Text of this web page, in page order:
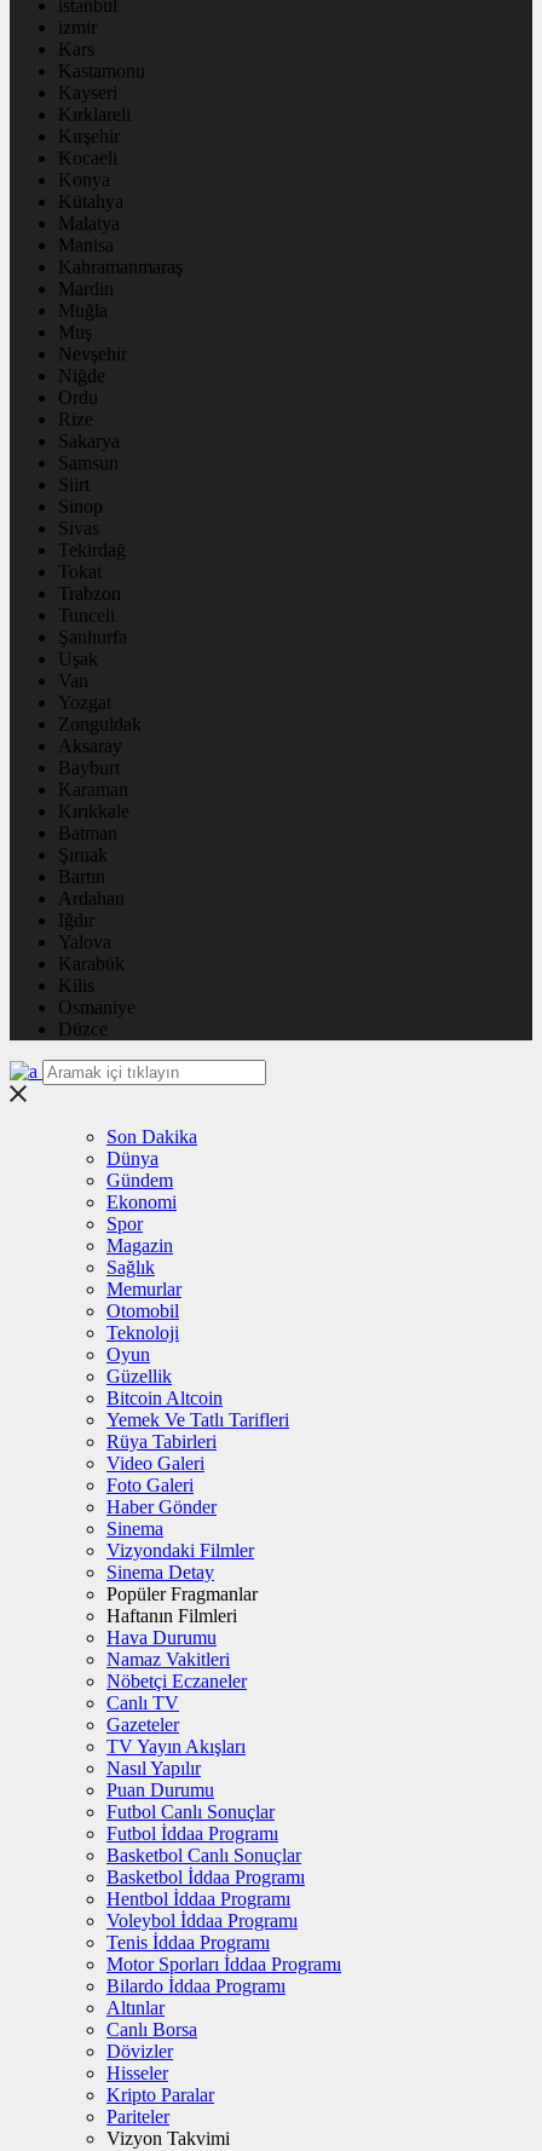
istanbul
izmir
Kars
Kastamonu
Kayseri
Kırklareli
Kırşehir
Kocaeli
Konya
Kütahya
Malatya
Manisa
Kahramanmaraş
Mardin
Muğla
Muş
Nevşehir
Niğde
Ordu
Rize
Sakarya
Samsun
Siirt
Sinop
Sivas
Tekirdağ
Tokat
Trabzon
Tunceli
Şanlıurfa
Uşak
Van
Yozgat
Zonguldak
Aksaray
Bayburt
Karaman
Kırıkkale
Batman
Şırnak
Bartın
Ardahan
Iğdır
Yalova
Karabük
Kilis
Osmaniye
Düzce
Son Dakika
Dünya
Gündem
Ekonomi
Spor
Magazin
Sağlık
Memurlar
Otomobil
Teknoloji
Oyun
Güzellik
Bitcoin Altcoin
Yemek Ve Tatlı Tarifleri
Rüya Tabirleri
Video Galeri
Foto Galeri
Haber Gönder
Sinema
Vizyondaki Filmler
Sinema Detay
Popüler Fragmanlar
Haftanın Filmleri
Hava Durumu
Namaz Vakitleri
Nöbetçi Eczaneler
Canlı TV
Gazeteler
TV Yayın Akışları
Nasıl Yapılır
Puan Durumu
Futbol Canlı Sonuçlar
Futbol İddaa Programı
Basketbol Canlı Sonuçlar
Basketbol İddaa Programı
Hentbol İddaa Programı
Voleybol İddaa Programı
Tenis İddaa Programı
Motor Sporları İddaa Programı
Bilardo İddaa Programı
Altınlar
Canlı Borsa
Dövizler
Hisseler
Kripto Paralar
Pariteler
Vizyon Takvimi